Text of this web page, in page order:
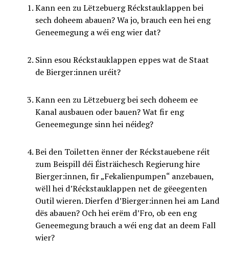
Kann een zu Lëtzebuerg Réckstauklappen bei
sech doheem abauen? Wa jo, brauch een hei eng
Geneemegung a wéi eng wier dat?
Sinn esou Réckstauklappen eppes wat de Staat
de Bierger:innen uréit?
Kann een zu Lëtzebuerg bei sech doheem ee
Kanal ausbauen oder bauen? Wat fir eng
Geneemegunge sinn hei néideg?
Bei den Toiletten ënner der Réckstauebene réit
zum Beispill déi Éisträichesch Regierung hire
Bierger:innen, fir „Fekalienpumpen“ anzebauen,
wëll hei d’Réckstauklappen net de gëeegenten
Outil wieren. Dierfen d’Bierger:innen hei am Land
dës abauen? Och hei erëm d’Fro, ob een eng
Geneemegung brauch a wéi eng dat an deem Fall
wier?